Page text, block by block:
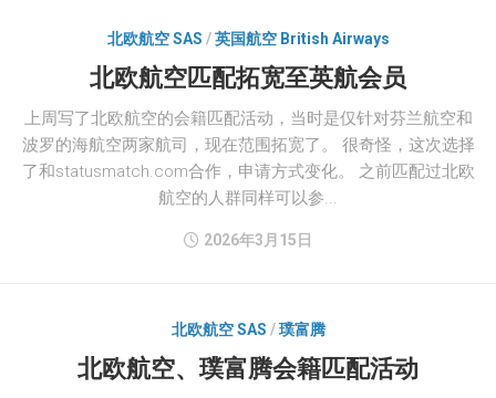
北欧航空 SAS /英国航空 British Airways
北欧航空匹配拓宽至英航会员
上周写了北欧航空的会籍匹配活动，当时是仅针对芬兰航空和
波罗的海航空两家航司，现在范围拓宽了。 很奇怪，这次选择
了和statusmatch.com合作，申请方式变化。 之前匹配过北欧
航空的人群同样可以参...
2026年3月15日
北欧航空 SAS /璞富腾
北欧航空、璞富腾会籍匹配活动